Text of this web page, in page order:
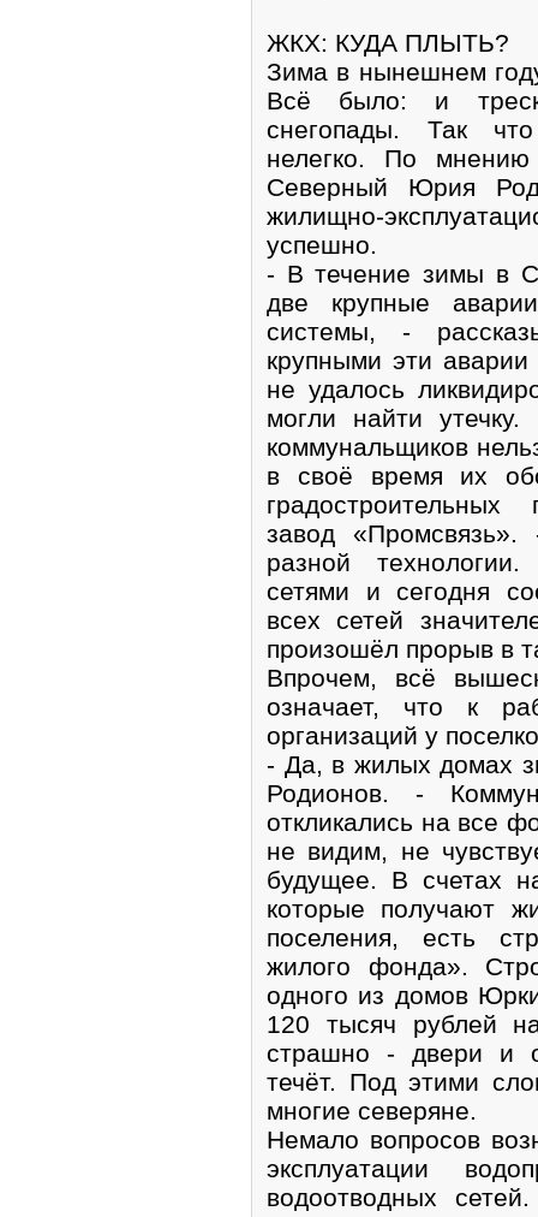
ЖКХ: КУДА ПЛЫТЬ?
Зима в нынешнем
Всё было: и
снегопады. Так
нелегко. По мнению
Северный Юрия
жилищно-
успешно.
- В течение зимы в
две крупные
системы, -
крупными эти
не удалось
могли найти
коммунальщиков
в своё время их
завод
разной
сетями и сегодня
всех сетей
произошёл прорыв в
Впрочем, всё
означает, что к
организаций у
- Да, в жилых домах
Родионов. -
откликались на все
не видим, не
будущее. В счетах
которые получают
поселения, есть
жилого фонда».
одного из домов
120 тысяч рублей
страшно - двери и
течёт. Под этими
многие северяне.
Немало вопросов
эксплуатации
водоотводных